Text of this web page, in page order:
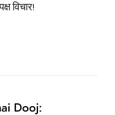
विचार!
Dooj: